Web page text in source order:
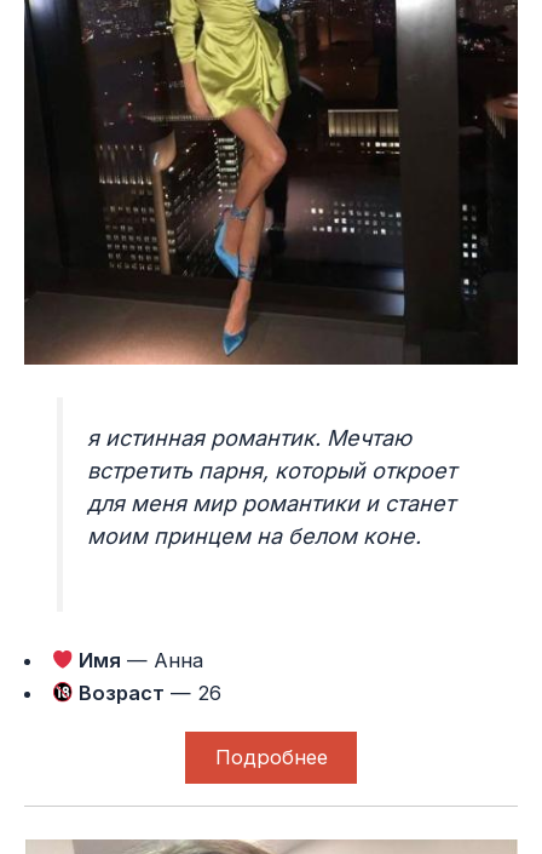
я истинная романтик. Мечтаю
встретить парня, который откроет
для меня мир романтики и станет
моим принцем на белом коне.
Имя — Анна
Возраст — 26
Подробнее